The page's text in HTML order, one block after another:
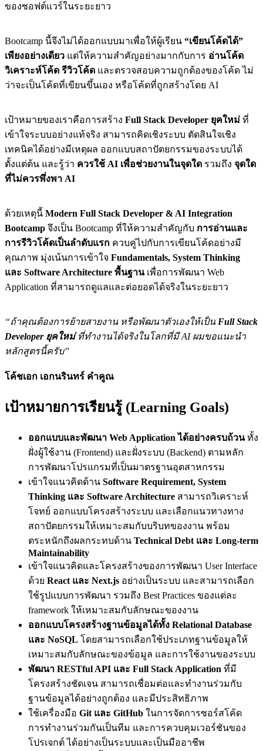
ของซอฟต์แวร์ในระยะยาว
Bootcamp นี้จึงไม่ได้ออกแบบมาเพื่อให้ผู้เรียน “เขียนโค้ดได้”
เพียงอย่างเดียว แต่ให้ความสำคัญอย่างมากกับการ อ่านโค้ด
วิเคราะห์โค้ด รีวิวโค้ด และตรวจสอบความถูกต้องของโค้ด ไม่
ว่าจะเป็นโค้ดที่เขียนขึ้นเอง หรือโค้ดที่ถูกสร้างโดย AI
เป้าหมายของเราคือการสร้าง Full Stack Developer ยุคใหม่ ที่
เข้าใจระบบอย่างแท้จริง สามารถคิดเชิงระบบ ตัดสินใจเชิง
เทคนิคได้อย่างมีเหตุผล ออกแบบสถาปัตยกรรมของระบบได้
ตั้งแต่ต้น และรู้ว่า ควรใช้ AI เพื่อช่วยงานในจุดใด รวมถึง จุดใด
ที่ไม่ควรพึ่งพา AI
ด้วยเหตุนี้ Modern Full Stack Developer & AI Integration
Bootcamp จึงเป็น Bootcamp ที่ให้ความสำคัญกับ การอ่านและ
การรีวิวโค้ดเป็นลำดับแรก ควบคู่ไปกับการเขียนโค้ดอย่างมี
คุณภาพ มุ่งเน้นการเข้าใจ Fundamentals, System Thinking
และ Software Architecture พื้นฐานเพื่อการพัฒนา Web
Application ที่สามารถดูแลและต่อยอดได้จริงในระยะยาว
“ถ้าคุณต้องการย้ายสายงาน หรือพัฒนาตัวเองให้เป็น Full Stack
Developer ยุคใหม่ที่ทำงานได้จริงในโลกที่มี AI ผมขอแนะนำ
หลักสูตรนี้ครับ”
โค้ชเอก เอกนรินทร์ คำคูณ
เป้าหมายการเรียนรู้ (Learning Goals)
ออกแบบและพัฒนา Web Application ได้อย่างครบถ้วนทั้ง
ฝั่งผู้ใช้งาน (Frontend) และฝั่งระบบ (Backend) ตามหลัก
การพัฒนาโปรแกรมที่เป็นมาตรฐานอุตสาหกรรม
เข้าใจแนวคิดด้าน Software Requirement, System
Thinking และ Software Architecture สามารถวิเคราะห์
โจทย์ ออกแบบโครงสร้างระบบ และเลือกแนวทางทาง
สถาปัตยกรรมให้เหมาะสมกับบริบทของงาน พร้อม
ตระหนักถึงผลกระทบด้าน Technical Debt และ Long-term
Maintainability
เข้าใจแนวคิดและโครงสร้างของการพัฒนา User Interface
ด้วย React และ Next.js อย่างเป็นระบบ และสามารถเลือก
ใช้รูปแบบการพัฒนา รวมถึง Best Practices ของแต่ละ
framework ให้เหมาะสมกับลักษณะของงาน
ออกแบบโครงสร้างฐานข้อมูลได้ทั้ง Relational Database
และ NoSQL โดยสามารถเลือกใช้ประเภทฐานข้อมูลให้
เหมาะสมกับลักษณะของข้อมูล และการใช้งานของระบบ
พัฒนา RESTful API และ Full Stack Application ที่มี
โครงสร้างชัดเจน สามารถเชื่อมต่อและทำงานร่วมกับ
ฐานข้อมูลได้อย่างถูกต้อง และมีประสิทธิภาพ
ใช้เครื่องมือ Git และ GitHub ในการจัดการซอร์สโค้ด
การทำงานร่วมกันเป็นทีม และการควบคุมเวอร์ชันของ
โปรเจกต์ ได้อย่างเป็นระบบและเป็นมืออาชีพ